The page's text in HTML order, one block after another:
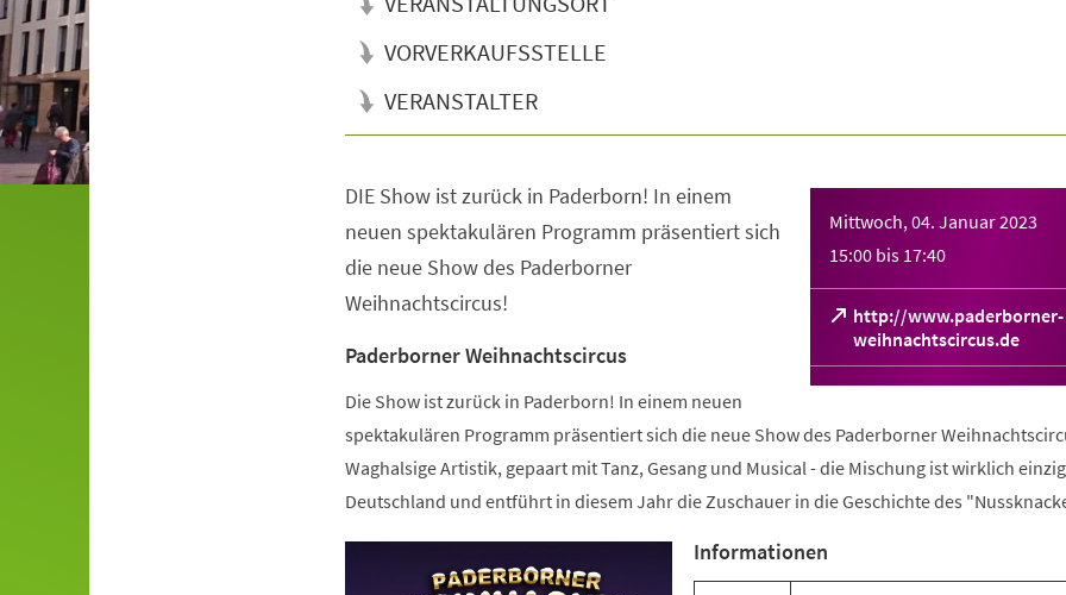
VORVERKAUFSSTELLE
VERANSTALTER
Mittwoch, 04. Januar 2023
15:00 bis 17:40
http://www.paderborner-
weihnachtscircus.de
(Öffnet
in
einem
Tab)
DIE Show ist zurück in Paderborn! In einem
neuen spektakulären Programm präsentiert sich
die neue Show des Paderborner
Weihnachtscircus!
Paderborner Weihnachtscircus
Die Show ist zurück in Paderborn! In einem neuen
spektakulären Programm präsentiert sich die neue Show des Paderborner
Waghalsige Artistik, gepaart mit Tanz, Gesang und Musical - die Mischung ist wirklich
Deutschland und entführt in diesem Jahr die Zuschauer in die Geschichte des
Informationen